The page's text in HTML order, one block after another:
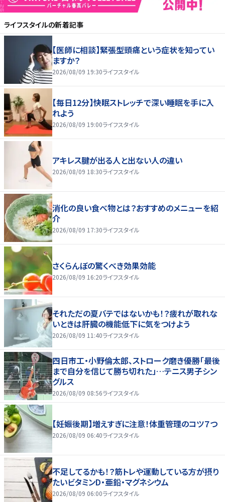
ライフスタイルの新着記事
【医師に相談】緊張型頭痛という症状を知ってい
ますか？
2026/08/09 19:30ライフスタイル
【毎日12分】快眠ストレッチで深い睡眠を手に入
れよう
2026/08/09 19:00ライフスタイル
アキレス腱が出る人と出ない人の違い
2026/08/09 18:30ライフスタイル
消化の良い食べ物とは？おすすめのメニューを紹
介
2026/08/09 17:30ライフスタイル
さくらんぼの驚くべき効果効能
2026/08/09 16:20ライフスタイル
それただの夏バテではないかも！？疲れが取れな
いときは肝臓の機能低下に気をつけよう
2026/08/09 11:40ライフスタイル
四日市工・小野倫太郎、ストローク磨き優勝「最後
まで自分を信じて勝ち切れた」…テニス男子シン
グルス
2026/08/09 08:56ライフスタイル
【妊娠後期】増えすぎに注意！体重管理のコツ７つ
2026/08/09 06:40ライフスタイル
不足してるかも！？筋トレや運動している方が摂り
たいビタミンD・亜鉛・マグネシウム
2026/08/09 06:00ライフスタイル